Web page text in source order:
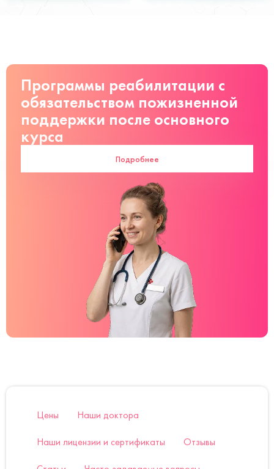
Программы реабилитации с
обязательством пожизненной
поддержки после основного
курса
Подробнее
Цены Наши доктора
Наши лицензии и сертификаты Отзывы